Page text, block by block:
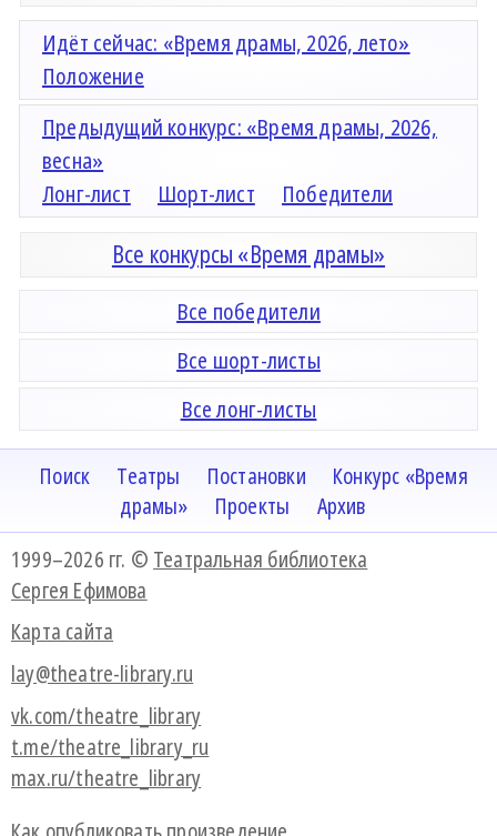
Идёт сейчас: «Время драмы, 2026, лето»
Положение
Предыдущий конкурс: «Время драмы, 2026,
весна»
Лонг-лист
Шорт-лист Победители
Все конкурсы «Время драмы»
Все победители
Все шорт-листы
Все лонг-листы
Поиск Театры Постановки
Конкурс «Время
драмы»
Проекты
Архив
1999–2026 гг. © Театральная библиотека
Сергея Ефимова
Карта сайта
lay@theatre-library.ru
vk.com/theatre_library
t.me/theatre_library_ru
max.ru/theatre_library